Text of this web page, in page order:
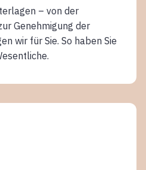
– von der
Genehmigung der
wir für Sie. So haben Sie